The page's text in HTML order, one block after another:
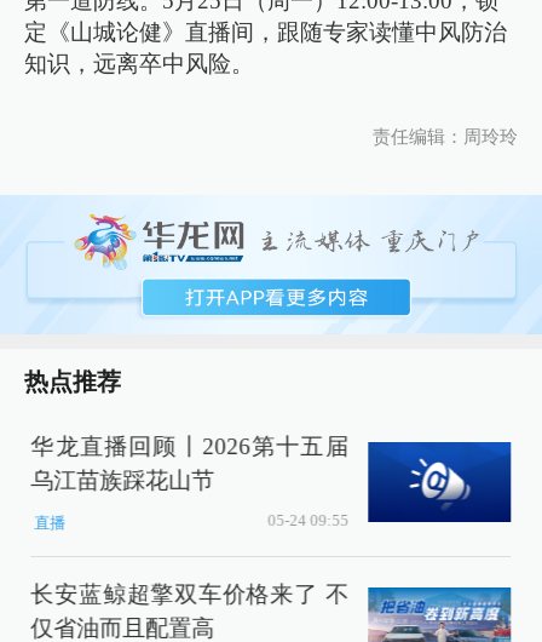
定《山城论健》直播间，跟随专家读懂中风防治
知识，远离卒中风险。
责任编辑：周玲玲
热点推荐
华龙直播回顾丨2026第十五届
乌江苗族踩花山节
直播 05-24 09:55
长安蓝鲸超擎双车价格来了 不
仅省油而且配置高